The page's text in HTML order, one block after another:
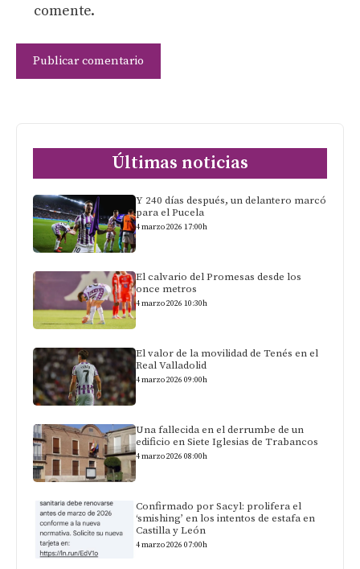
comente.
Últimas noticias
Y 240 días después, un delantero marcó
para el Pucela
4 marzo 2026 17:00h
El calvario del Promesas desde los
once metros
4 marzo 2026 10:30h
El valor de la movilidad de Tenés en el
Real Valladolid
4 marzo 2026 09:00h
Una fallecida en el derrumbe de un
edificio en Siete Iglesias de Trabancos
4 marzo 2026 08:00h
Confirmado por Sacyl: prolifera el
‘smishing’ en los intentos de estafa en
Castilla y León
4 marzo 2026 07:00h